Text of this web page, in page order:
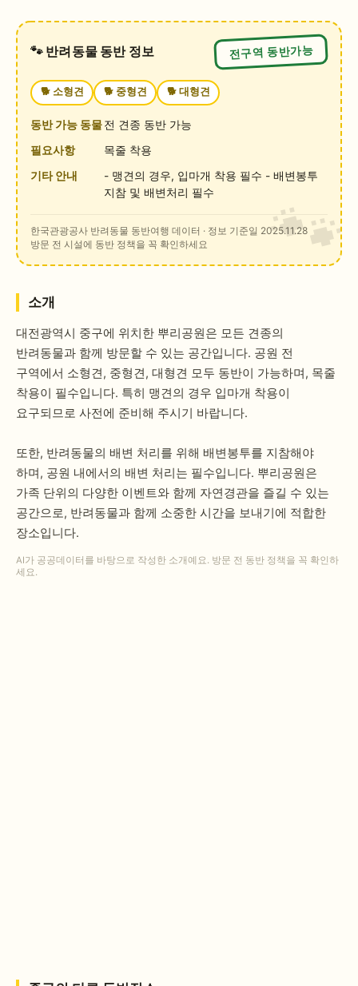
🐾 반려동물 동반 정보 전구역 동반가능
🐕 소형견 🐕 중형견 🐕 대형견
동반 가능 동물전 견종 동반 가능
필요사항
목줄 착용
기타 안내
- 맹견의 경우, 입마개 착용 필수 - 배변봉투
지참 및 배변처리 필수
한국관광공사 반려동물 동반여행 데이터 · 정보 기준일 2025.11.28
방문 전 시설에 동반 정책을 꼭 확인하세요
소개
대전광역시 중구에 위치한 뿌리공원은 모든 견종의
반려동물과 함께 방문할 수 있는 공간입니다. 공원 전
구역에서 소형견, 중형견, 대형견 모두 동반이 가능하며, 목줄
착용이 필수입니다. 특히 맹견의 경우 입마개 착용이
요구되므로 사전에 준비해 주시기 바랍니다.
또한, 반려동물의 배변 처리를 위해 배변봉투를 지참해야
하며, 공원 내에서의 배변 처리는 필수입니다. 뿌리공원은
가족 단위의 다양한 이벤트와 함께 자연경관을 즐길 수 있는
공간으로, 반려동물과 함께 소중한 시간을 보내기에 적합한
장소입니다.
AI가 공공데이터를 바탕으로 작성한 소개예요. 방문 전 동반 정책을 꼭 확인하
세요.